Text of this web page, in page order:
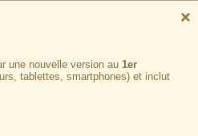
×
une nouvelle version au 1er
tablettes, smartphones) et inclut